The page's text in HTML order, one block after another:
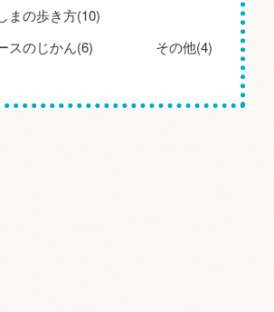
まの歩き方(10)
スのじかん(6)
その他(4)